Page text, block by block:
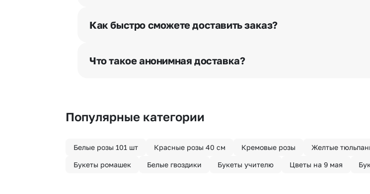
разрешения получателя, после чего высылается заказчику на
бесплатная.
Как быстро сможете доставить заказ?
часа после оформления заказа.
Что такое анонимная доставка?
Популярные категории
Белые розы 101 шт Красные розы 40 см Кремовые розы Желтые
Букеты ромашек Белые гвоздики Букеты учителю Цветы на 9 мая